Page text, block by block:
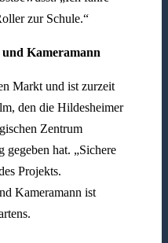
zur Schule.“
Kameramann
Markt und ist zurzeit
den die Hildesheimer
Zentrum
hat. „Sichere
Projekts.
Kameramann ist